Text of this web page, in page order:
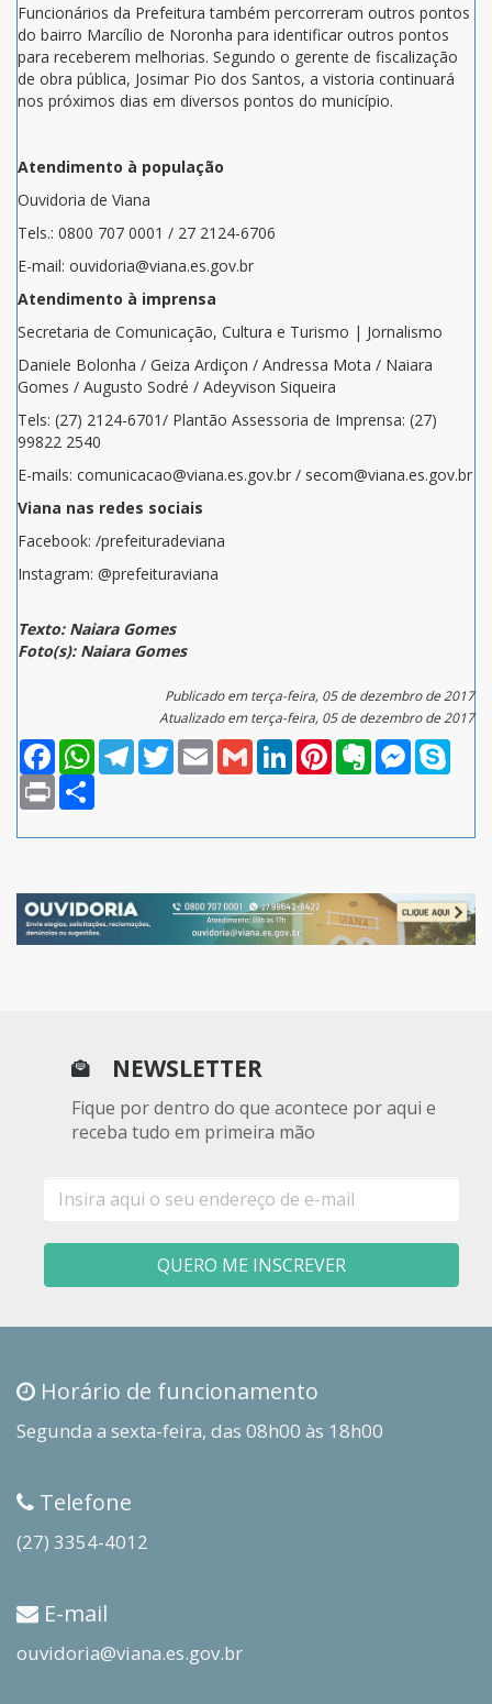
Funcionários da Prefeitura também percorreram outros pontos
do bairro Marcílio de Noronha para identificar outros pontos
para receberem melhorias. Segundo o gerente de fiscalização
de obra pública, Josimar Pio dos Santos, a vistoria continuará
nos próximos dias em diversos pontos do município.
Atendimento à população
Ouvidoria de Viana
Tels.: 0800 707 0001 / 27 2124-6706
E-mail: ouvidoria@viana.es.gov.br
Atendimento à imprensa
Secretaria de Comunicação, Cultura e Turismo | Jornalismo
Daniele Bolonha / Geiza Ardiçon / Andressa Mota / Naiara
Gomes / Augusto Sodré / Adeyvison Siqueira
Tels: (27) 2124-6701/ Plantão Assessoria de Imprensa: (27)
99822 2540
E-mails: comunicacao@viana.es.gov.br / secom@viana.es.gov.br
Viana nas redes sociais
Facebook: /prefeituradeviana
Instagram: @prefeituraviana
Texto: Naiara Gomes
Foto(s): Naiara Gomes
Publicado em terça-feira, 05 de dezembro de 2017
Atualizado em terça-feira, 05 de dezembro de 2017
FacebookWhatsAppTelegramTwitterEmail Gmail LinkedInPinterestEvernoteMessenger
Print
NEWSLETTER
Fique por dentro do que acontece por aqui e
receba tudo em primeira mão
mail
QUERO ME INSCREVER
Horário de funcionamento
Segunda a sexta-feira, das 08h00 às 18h00
Telefone
(27) 3354-4012
E-mail
ouvidoria@viana.es.gov.br